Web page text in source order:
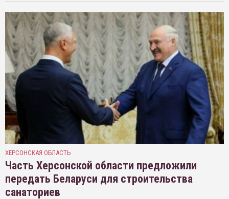
ХЕРСОНСКАЯ ОБЛАСТЬ
Часть Херсонской области предложили
передать Беларуси для строительства
санаториев